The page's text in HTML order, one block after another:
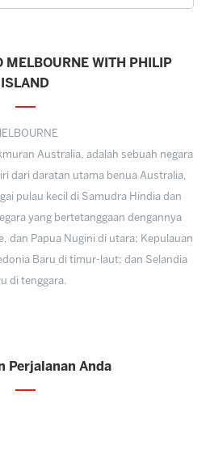
MELBOURNE WITH PHILIP
ISLAND
Australia, adalah sebuah negara
dari daratan utama benua Australia,
pulau kecil di Samudra Hindia dan
yang bertetanggaan dengannya
dan Papua Nugini di utara; Kepulauan
Baru di timur-laut; dan Selandia
di tenggara.
Perjalanan Anda